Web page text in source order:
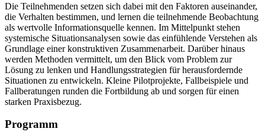
Die Teilnehmenden setzen sich dabei mit den Faktoren auseinander,
die Verhalten bestimmen, und lernen die teilnehmende Beobachtung
als wertvolle Informationsquelle kennen. Im Mittelpunkt stehen
systemische Situationsanalysen sowie das einfühlende Verstehen als
Grundlage einer konstruktiven Zusammenarbeit. Darüber hinaus
werden Methoden vermittelt, um den Blick vom Problem zur
Lösung zu lenken und Handlungsstrategien für herausfordernde
Situationen zu entwickeln. Kleine Pilotprojekte, Fallbeispiele und
Fallberatungen runden die Fortbildung ab und sorgen für einen
starken Praxisbezug.
Programm